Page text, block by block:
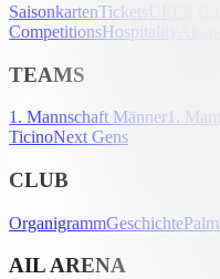
SaisonkartenTickets
CompetitionsHospitality
TEAMS
1. Mannschaft Männer 1.
TicinoNext Gens
CLUB
OrganigrammGeschichte
AIL ARENA